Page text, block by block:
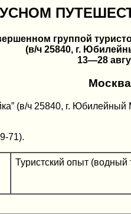
группой
(в/ч 25840, г.
13—28
(в/ч 25840, г. Юбилейный
71).
Туристский опыт (водный